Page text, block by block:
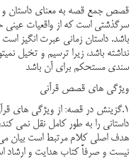
قصص جمع قصه به معنای داستان
سرگذشتی است که از واقعیات عینی
باشد. داستان زمانی عبرت انگیز
نداشته باشد، زیرا ترسیم و تخیل
سندی مستحکم برای آن باشد
ویژگی های قصص قرآنی
1.گزینش در قصه: از ویژگی های
داستانی را به طور کامل نقل نمی
هدف اصلی کلام مرتبط است بیان می
نیست و صرفاً کتاب هدایت و ارشاد